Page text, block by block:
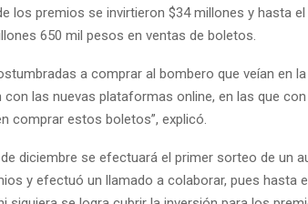
los premios se invirtieron $34 millones y hasta
650 mil pesos en ventas de boletos.
a comprar al bombero que veían en
las nuevas plataformas online, en las que
comprar estos boletos”, explicó.
diciembre se efectuará el primer sorteo de un
y efectuó un llamado a colaborar, pues hasta